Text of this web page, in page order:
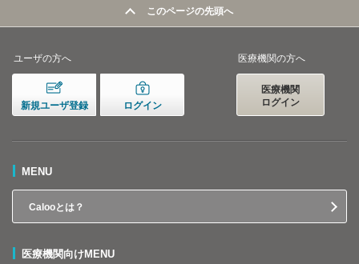
このページの先頭へ
ユーザの方へ
新規ユーザ登録 ログイン
医療機関の方へ
医療機関
ログイン
MENU
Calooとは？
医療機関向けMENU